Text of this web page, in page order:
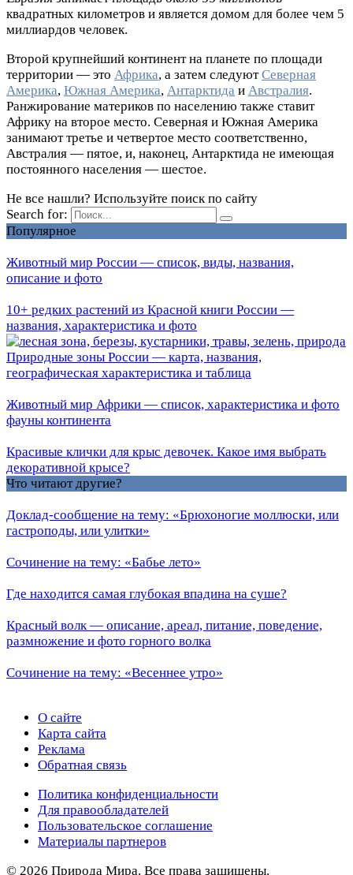
квадратных километров и является домом для более чем 5
миллиардов человек.
Второй крупнейший континент на планете по площади
территории — это Африка, а затем следуютСеверная
Америка, Южная Америка, Антарктида и Австралия.
Ранжирование материков по населению также ставит
Африку на второе место. Северная и Южная Америка
занимают третье и четвертое место соответственно,
Австралия — пятое, и, наконец, Антарктида не имеющая
постоянного населения — шестое.
Не все нашли? Используйте поиск по сайту
Search for:
Популярное
Животный мир России — список, виды, названия,
описание и фото
10+ редких растений из Красной книги России —
названия, характеристика и фото
Природные зоны России — карта, названия,
географическая характеристика и таблица
Животный мир Африки — список, характеристика и фото
фауны континента
Красивые клички для крыс девочек. Какое имя выбрать
декоративной крысе?
Что читают другие?
Доклад-сообщение на тему: «Брюхоногие моллюски, или
гастроподы, или улитки»
Сочинение на тему: «Бабье лето»
Где находится самая глубокая впадина на суше?
Красный волк — описание, ареал, питание, поведение,
размножение и фото горного волка
Сочинение на тему: «Весеннее утро»
О сайте
Карта сайта
Реклама
Обратная связь
Политика конфиденциальности
Для правообладателей
Пользовательское соглашение
Материалы партнеров
© 2026 Природа Мира. Все права защищены.